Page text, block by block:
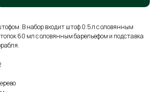
В набор входит штоф 0.5 л с оловянным
60 мл с оловянным барельефом и подставка